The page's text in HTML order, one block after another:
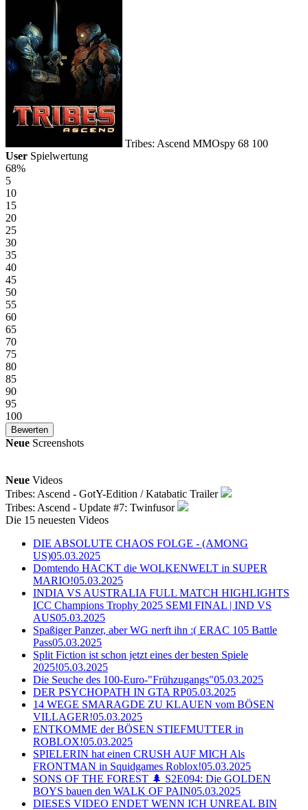
Tribes: Ascend MMOspy 68 100
User Spielwertung
68%
5
10
15
20
25
30
35
40
45
50
55
60
65
70
75
80
85
90
95
100
Neue Screenshots
Neue Videos
Tribes: Ascend - GotY-Edition / Katabatic Trailer
Tribes: Ascend - Update #7: Twinfusor
Die 15 neuesten Videos
DIE ABSOLUTE CHAOS FOLGE - (AMONG
US)05.03.2025
Domtendo HACKT die WOLKENWELT in SUPER
MARIO!05.03.2025
INDIA VS AUSTRALIA FULL MATCH HIGHLIGHTS
ICC Champions Trophy 2025 SEMI FINAL | IND VS
AUS05.03.2025
Spaßiger Panzer, aber WG nerft ihn :( ERAC 105 Battle
Pass05.03.2025
Split Fiction ist schon jetzt eines der besten Spiele
2025!05.03.2025
Die Seuche des 100-Euro-"Frühzugangs"05.03.2025
DER PSYCHOPATH IN GTA RP05.03.2025
14 WEGE SMARAGDE ZU KLAUEN vom BÖSEN
VILLAGER!05.03.2025
ENTKOMME der BÖSEN STIEFMUTTER in
ROBLOX!05.03.2025
SPIELERIN hat einen CRUSH AUF MICH Als
FRONTMAN in Squidgames Roblox!05.03.2025
SONS OF THE FOREST 🌲 S2E094: Die GOLDEN
BOYS bauen den WALK OF PAIN05.03.2025
DIESES VIDEO ENDET WENN ICH UNREAL BIN